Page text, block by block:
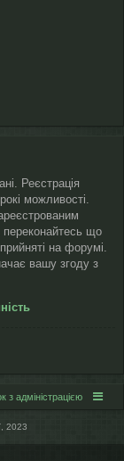
Реєстрація
можливості.
переконайтесь що
на форумі.
вашу згоду з
з адміністрацією
2023